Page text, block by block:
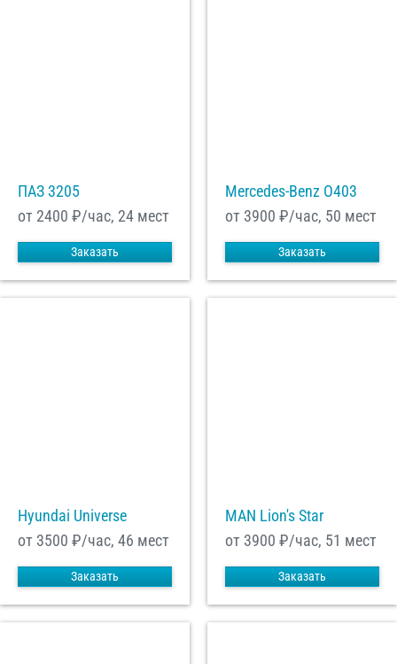
ПАЗ 3205
от 2400 ₽/час, 24 мест
Заказать
Mercedes-Benz О403
от 3900 ₽/час, 50 мест
Заказать
Hyundai Universe
от 3500 ₽/час, 46 мест
Заказать
MAN Lion's Star
от 3900 ₽/час, 51 мест
Заказать